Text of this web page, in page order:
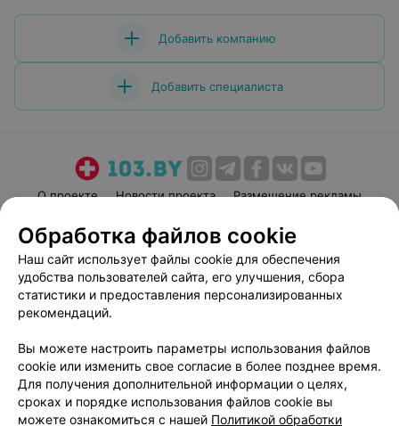
Добавить компанию
Добавить специалиста
О проекте Новости проекта
Размещение рекламы
Пользовательское соглашение
Способы оплаты
Вакансии
Партнеры
Написать руководителю 103.by
Персональные настройки cookie
Обработка персональных данных
Обработка файлов cookie
Наш сайт использует файлы cookie для обеспечения
удобства пользователей сайта, его улучшения, сбора
статистики и предоставления персонализированных
рекомендаций.
Вы можете настроить параметры использования файлов
cookie или изменить свое согласие в более позднее время.
Для получения дополнительной информации о целях,
сроках и порядке использования файлов cookie вы
можете ознакомиться с нашей Политикой обработки